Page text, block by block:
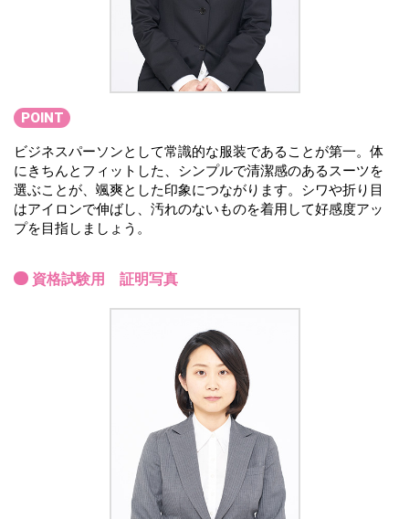
POINT
ビジネスパーソンとして常識的な服装であることが第一。体
にきちんとフィットした、シンプルで清潔感のあるスーツを
選ぶことが、颯爽とした印象につながります。シワや折り目
はアイロンで伸ばし、汚れのないものを着用して好感度アッ
プを目指しましょう。
資格試験用 証明写真